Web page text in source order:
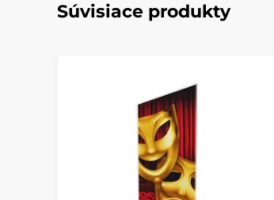
Súvisiace produkty